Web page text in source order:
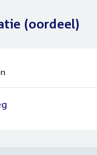
(oordeel)